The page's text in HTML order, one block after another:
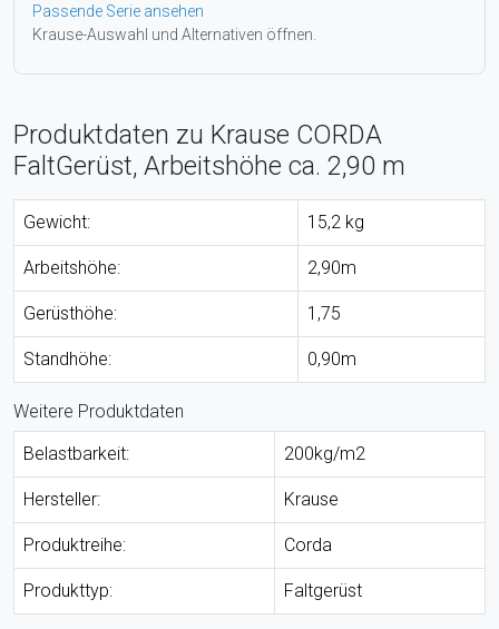
Passende Serie ansehen
Krause-Auswahl und Alternativen öffnen.
Produktdaten zu Krause CORDA
FaltGerüst, Arbeitshöhe ca. 2,90 m
Gewicht: 15,2 kg
Arbeitshöhe: 2,90m
Gerüsthöhe: 1,75
Standhöhe: 0,90m
Weitere Produktdaten
Belastbarkeit:
200kg/m2
Hersteller: Krause
Produktreihe: Corda
Produkttyp: Faltgerüst